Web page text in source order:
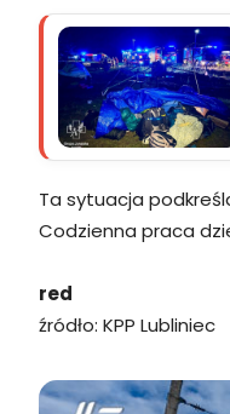
Ta sytuacja
Codzienna praca
red
źródło: KPP Lubliniec